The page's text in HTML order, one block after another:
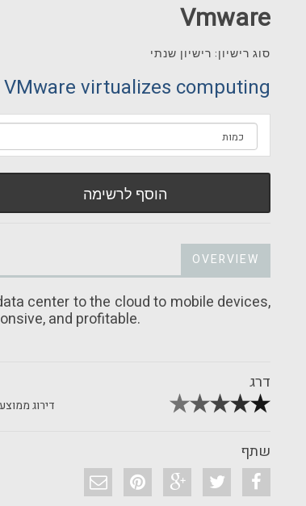
Vmware
סוג רישיון: רישיון שנתי
VMware virtualizes computing
הוסף לרשימה
OVERVIEW
center to the cloud to mobile devices,
and profitable.
דרג
דירוג
שתף